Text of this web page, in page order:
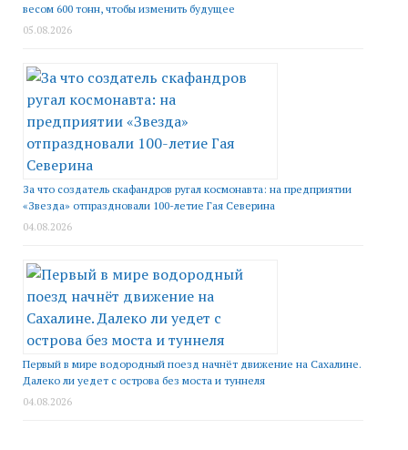
весом 600 тонн, чтобы изменить будущее
05.08.2026
За что создатель скафандров ругал космонавта: на предприятии
«Звезда» отпраздновали 100-летие Гая Северина
04.08.2026
Первый в мире водородный поезд начнёт движение на Сахалине.
Далеко ли уедет с острова без моста и туннеля
04.08.2026